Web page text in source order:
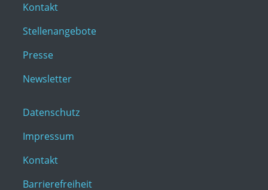
Kontakt
Stellenangebote
Presse
Newsletter
Datenschutz
Impressum
Kontakt
Barrierefreiheit